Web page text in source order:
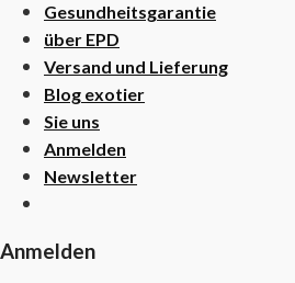
Gesundheitsgarantie
über EPD
Versand und Lieferung
Blog exotier
Sie uns
Anmelden
Newsletter
Anmelden